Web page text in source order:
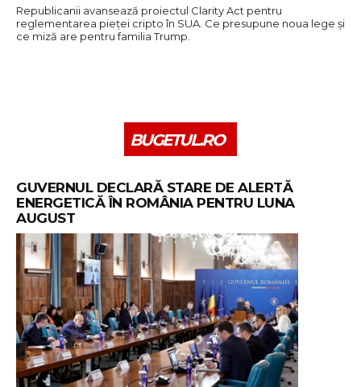
Republicanii avansează proiectul Clarity Act pentru
reglementarea pieței cripto în SUA. Ce presupune noua lege și
ce miză are pentru familia Trump.
BUGETUL.RO
GUVERNUL DECLARĂ STARE DE ALERTĂ
ENERGETICĂ ÎN ROMÂNIA PENTRU LUNA
AUGUST